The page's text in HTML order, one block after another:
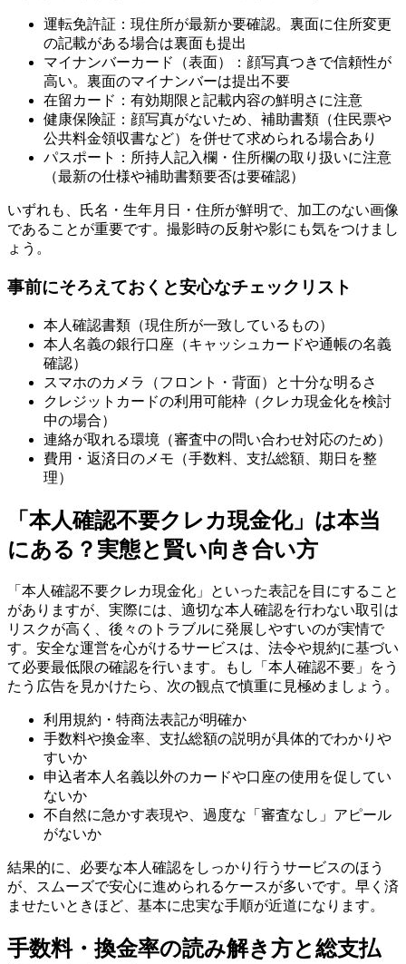
運転免許証：現住所が最新か要確認。裏面に住所変更
の記載がある場合は裏面も提出
マイナンバーカード（表面）：顔写真つきで信頼性が
高い。裏面のマイナンバーは提出不要
在留カード：有効期限と記載内容の鮮明さに注意
健康保険証：顔写真がないため、補助書類（住民票や
公共料金領収書など）を併せて求められる場合あり
パスポート：所持人記入欄・住所欄の取り扱いに注意
（最新の仕様や補助書類要否は要確認）
いずれも、氏名・生年月日・住所が鮮明で、加工のない画像
であることが重要です。撮影時の反射や影にも気をつけまし
ょう。
事前にそろえておくと安心なチェックリスト
本人確認書類（現住所が一致しているもの）
本人名義の銀行口座（キャッシュカードや通帳の名義
確認）
スマホのカメラ（フロント・背面）と十分な明るさ
クレジットカードの利用可能枠（クレカ現金化を検討
中の場合）
連絡が取れる環境（審査中の問い合わせ対応のため）
費用・返済日のメモ（手数料、支払総額、期日を整
理）
「本人確認不要クレカ現金化」は本当
にある？実態と賢い向き合い方
「本人確認不要クレカ現金化」といった表記を目にすること
がありますが、実際には、適切な本人確認を行わない取引は
リスクが高く、後々のトラブルに発展しやすいのが実情で
す。安全な運営を心がけるサービスは、法令や規約に基づい
て必要最低限の確認を行います。もし「本人確認不要」をう
たう広告を見かけたら、次の観点で慎重に見極めましょう。
利用規約・特商法表記が明確か
手数料や換金率、支払総額の説明が具体的でわかりや
すいか
申込者本人名義以外のカードや口座の使用を促してい
ないか
不自然に急かす表現や、過度な「審査なし」アピール
がないか
結果的に、必要な本人確認をしっかり行うサービスのほう
が、スムーズで安心に進められるケースが多いです。早く済
ませたいときほど、基本に忠実な手順が近道になります。
手数料・換金率の読み解き方と総支払